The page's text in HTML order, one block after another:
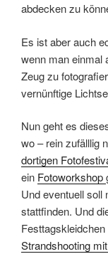
abdecken zu
Es ist aber auch
wenn man einmal
Zeug zu
vernünftige
Nun geht es
wo – rein zufälllig
dortigen
ein Fotoworkshop
Und eventuell soll
stattfinden. Und
Strandshooting